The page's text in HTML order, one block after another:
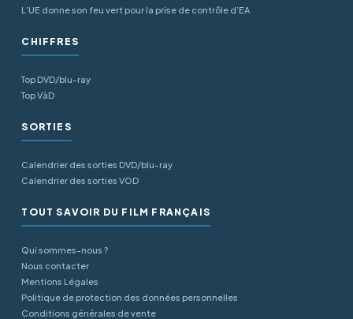
L’UE donne son feu vert pour la prise de contrôle d’EA
CHIFFRES
Top DVD/blu-ray
Top VàD
SORTIES
Calendrier des sorties DVD/blu-ray
Calendrier des sorties VOD
TOUT SAVOIR DU FILM FRANÇAIS
Qui sommes-nous ?
Nous contacter
Mentions Légales
Politique de protection des données personnelles
Conditions générales de vente